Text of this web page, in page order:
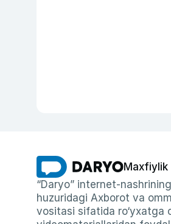
“Daryo” internet-
huzuridagi Axborot va
vositasi sifatida ro‘yxatga